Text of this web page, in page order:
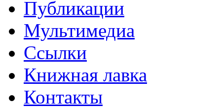
Публикации
Мультимедиа
Ссылки
Книжная лавка
Контакты